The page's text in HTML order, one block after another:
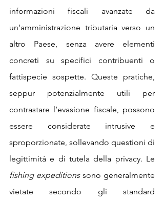
informazioni fiscali avanzate da
un’amministrazione tributaria verso un
altro Paese, senza avere elementi
concreti su specifici contribuenti o
fattispecie sospette. Queste pratiche,
seppur potenzialmente utili per
contrastare l’evasione fiscale, possono
essere considerate intrusive e
sproporzionate, sollevando questioni di
fishing expeditions sono generalmente
vietate secondo gli standard